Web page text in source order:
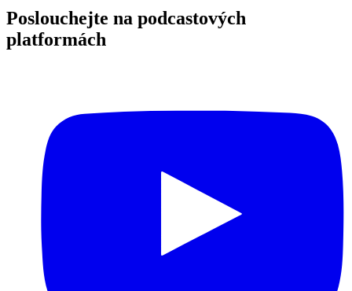
Poslouchejte na podcastových
platformách